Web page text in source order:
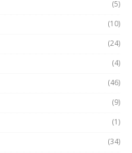
(5)
(10)
(24)
(4)
(46)
(9)
(1)
(34)